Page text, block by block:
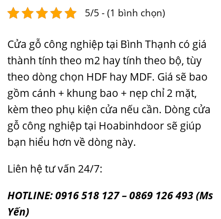
5/5 - (1 bình chọn)
Cửa gỗ công nghiệp tại Bình Thạnh có giá
thành tính theo m2 hay tính theo bộ, tùy
theo dòng chọn HDF hay MDF. Giá sẽ bao
gồm cánh + khung bao + nẹp chỉ 2 mặt,
kèm theo phụ kiện cửa nếu cần. Dòng cửa
gỗ công nghiệp tại Hoabinhdoor sẽ giúp
bạn hiểu hơn về dòng này.
Liên hệ tư vấn 24/7:
HOTLINE: 0916 518 127 – 0869 126 493 (Ms
Yến)